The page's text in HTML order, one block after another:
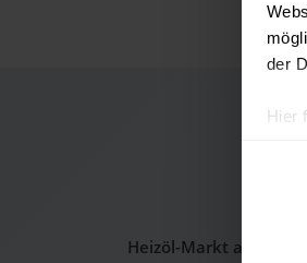
der
Hier
Heizöl-Markt aktuell: